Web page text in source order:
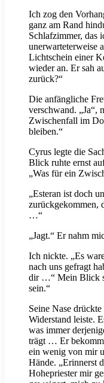
Ich zog den
ganz am Rand
Schlafzimmer, das
unerwarteterweise
Lichtschein einer
wieder an. Er sah
zurück?“
Die anfängliche
verschwand. „Ja“,
Zwischenfall im
bleiben.“
Cyrus legte die
Blick ruhte ernst
„Was für ein
„Esteran ist doch
zurückgekommen,
…“
„Jagt.“ Er nahm
Ich nickte. „Es
nach uns gefragt
dir …“ Mein Blick
sein.“
Seine Nase
Widerstand leiste.
was immer
trägt … Er
ein wenig von mir
Hände. „Erinnerst
Hohepriester mir